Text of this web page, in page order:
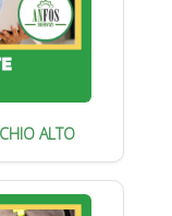
ALTO